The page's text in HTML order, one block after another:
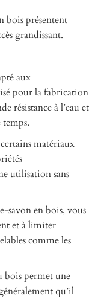
bois présentent
grandissant.
aux
pour la fabrication
résistance à l’eau et
matériaux
utilisation sans
en bois, vous
et à limiter
comme les
bois permet une
qu’il